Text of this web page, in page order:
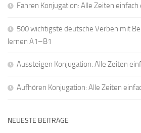
Fahren Konjugation: Alle Zeiten einfach
500 wichtigste deutsche Verben mit
lernen A1–B1
Aussteigen Konjugation: Alle Zeiten
Aufhören Konjugation: Alle Zeiten
NEUESTE BEITRÄGE